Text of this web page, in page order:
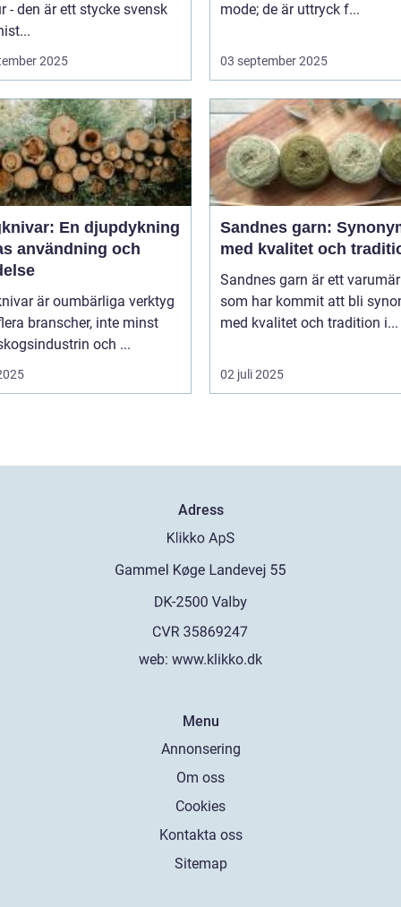
- den är ett stycke svensk
2025
mode; de är uttryck f...
03 september 2025
En djupdykning
användning och
är oumbärliga verktyg
branscher, inte minst
och ...
Sandnes garn:
med kvalitet och
Sandnes garn är ett
som har kommit att bli
med kvalitet och tradition i...
02 juli 2025
Adress
web: www.klikko.dk
Menu
Annonsering
Om oss
Cookies
Kontakta oss
Sitemap